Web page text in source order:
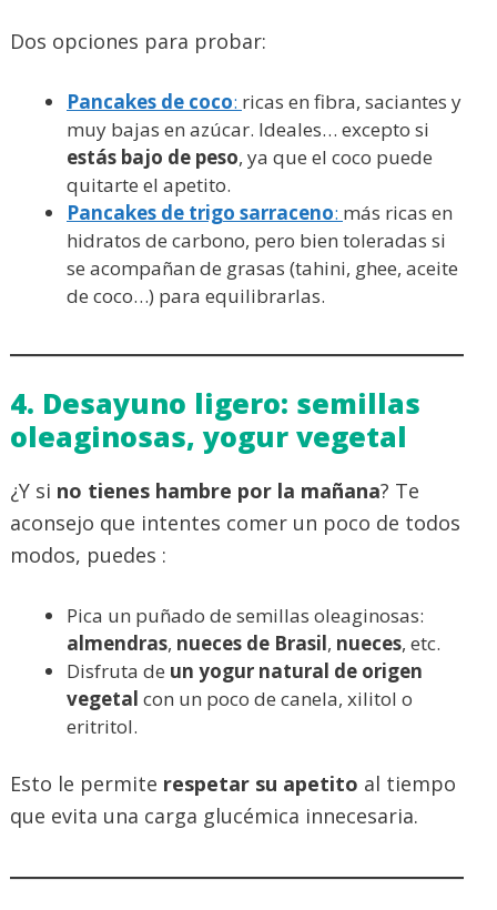
Dos opciones para probar:
Pancakes de coco: ricas en fibra, saciantes y
muy bajas en azúcar. Ideales… excepto si
estás bajo de peso, ya que el coco puede
quitarte el apetito.
Pancakes de trigo sarraceno: más ricas en
hidratos de carbono, pero bien toleradas si
se acompañan de grasas (tahini, ghee, aceite
de coco…) para equilibrarlas.
4. Desayuno ligero: semillas
oleaginosas, yogur vegetal
¿Y si no tienes hambre por la mañana? Te
aconsejo que intentes comer un poco de todos
modos, puedes :
Pica un puñado de semillas oleaginosas:
almendras, nueces de Brasil, nueces, etc.
Disfruta de un yogur natural de origen
vegetal con un poco de canela, xilitol o
eritritol.
Esto le permite respetar su apetito al tiempo
que evita una carga glucémica innecesaria.